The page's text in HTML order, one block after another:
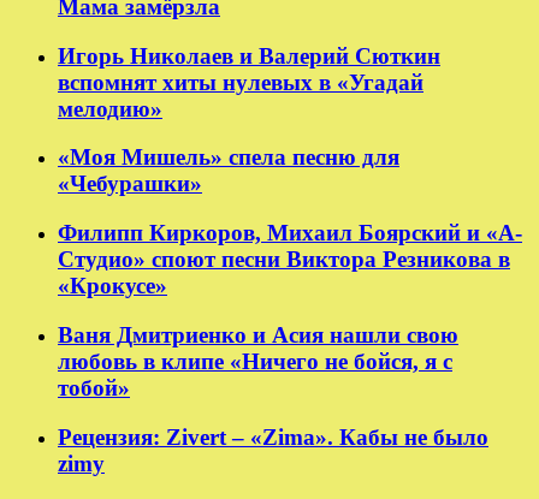
Мама замёрзла
Игорь Николаев и Валерий Сюткин
вспомнят хиты нулевых в «Угадай
мелодию»
«Моя Мишель» спела песню для
«Чебурашки»
Филипп Киркоров, Михаил Боярский и «А-
Студио» споют песни Виктора Резникова в
«Крокусе»
Ваня Дмитриенко и Асия нашли свою
любовь в клипе «Ничего не бойся, я с
тобой»
Рецензия: Zivert – «Zima». Кабы не было
zimy